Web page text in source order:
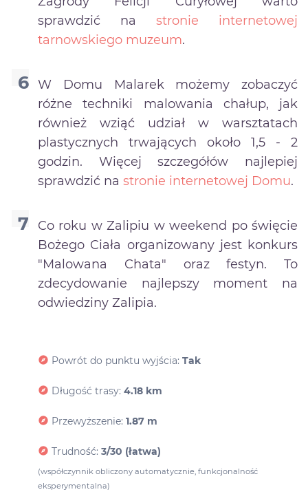
sprawdzić na stronie internetowej
tarnowskiego muzeum.
W Domu Malarek możemy zobaczyć
różne techniki malowania chałup, jak
również wziąć udział w warsztatach
plastycznych trwających około 1,5 - 2
godzin. Więcej szczegółów najlepiej
sprawdzić na stronie internetowej Domu.
Co roku w Zalipiu w weekend po święcie
Bożego Ciała organizowany jest konkurs
"Malowana Chata" oraz festyn. To
zdecydowanie najlepszy moment na
odwiedziny Zalipia.
Powrót do punktu wyjścia: Tak
Długość trasy: 4.18 km
Przewyższenie: 1.87 m
Trudność: 3/30 (łatwa)
(współczynnik obliczony automatycznie, funkcjonalność
eksperymentalna)